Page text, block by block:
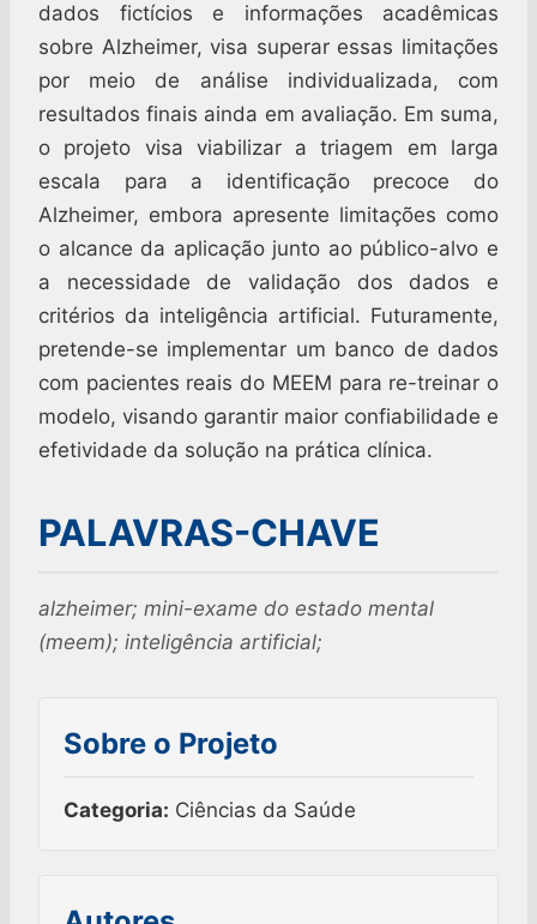
dados fictícios e informações acadêmicas
sobre Alzheimer, visa superar essas limitações
por meio de análise individualizada, com
resultados finais ainda em avaliação. Em suma,
o projeto visa viabilizar a triagem em larga
escala para a identificação precoce do
Alzheimer, embora apresente limitações como
o alcance da aplicação junto ao público-alvo e
a necessidade de validação dos dados e
critérios da inteligência artificial. Futuramente,
pretende-se implementar um banco de dados
com pacientes reais do MEEM para re-treinar o
modelo, visando garantir maior confiabilidade e
efetividade da solução na prática clínica.
PALAVRAS-CHAVE
alzheimer; mini-exame do estado mental
(meem); inteligência artificial;
Sobre o Projeto
Categoria: Ciências da Saúde